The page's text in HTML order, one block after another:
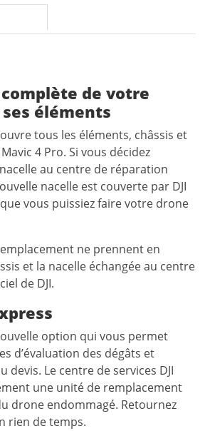
de votre
éléments
tous les éléments, châssis et
4 Pro. Si vous décidez
au centre de réparation
nacelle est couverte par DJI
vous puissiez faire votre drone
ne prennent en
et la nacelle échangée au centre
de DJI.
option qui vous permet
d’évaluation des dégâts et
devis. Le centre de services DJI
une unité de remplacement
drone endommagé. Retournez
rien de temps.